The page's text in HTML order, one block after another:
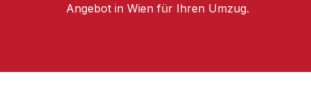
Angebot in Wien für Ihren Umzug.